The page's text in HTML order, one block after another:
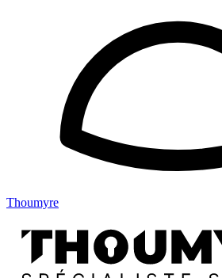
Thoumyre